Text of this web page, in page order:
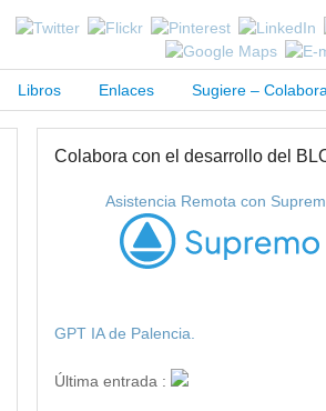
Libros Enlaces Sugiere – Colabora
Colabora con el desarrollo del
Asistencia Remota con
GPT IA de Palencia.
Última entrada :